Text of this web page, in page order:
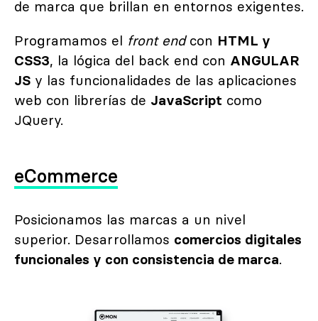
de marca que brillan en entornos exigentes.
Programamos el front endcon
HTML y
CSS3, la lógica del back end con ANGULAR
JS y las funcionalidades de las aplicaciones
web con librerías de JavaScript como
JQuery.
eCommerce
Posicionamos las marcas a un nivel
superior. Desarrollamos comercios digitales
funcionales y con consistencia de marca.